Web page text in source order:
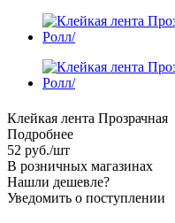
Клейкая лента
Подробнее
52 руб./шт
В розничных магазинах
Нашли дешевле?
Уведомить о поступлении